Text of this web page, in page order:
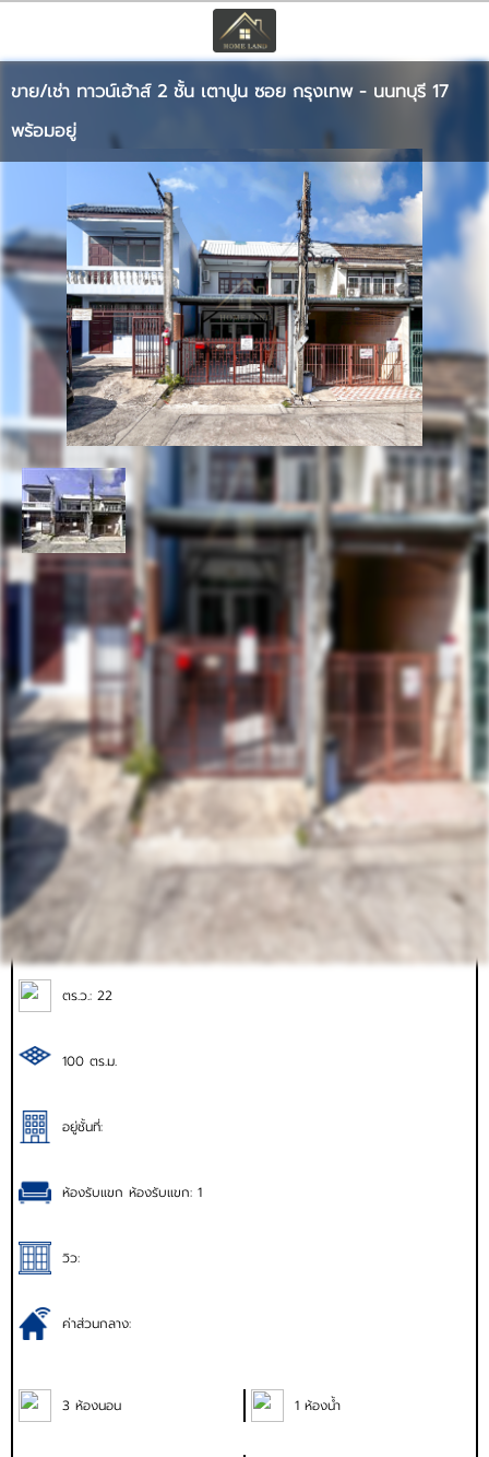
TH
เข้าสู่ระบบ สมัครสมาชิก
หน้าหลัก
ทรัพย์สิน
บริการ
ข่าวสาร
ติดต่อ
เพิ่มเติม
ขาย/เช่า ทาวน์เฮ้าส์ 2 ชั้น เตาปูน ซอย กรุงเทพ - นนทบุรี 17
พร้อมอยู่
BHL898
อัพเดท12/22/2025 11:42 AM
ขาย/เช่า ทาวน์เฮ้าส์ 2 ชั้น เตาปูน ซอย กรุงเทพ - นนทบุรี 17
พร้อมอยู่
ที่ตั้ง: ซอย ปทุมทิพย์ บางซ่อน บางซื่อ กรุงเทพ 10800
ราคาขาย
2,650,000.00
7,500.00
ตร.ว.: 22
100 ตร.ม.
อยู่ชั้นที่:
ห้องรับแขก ห้องรับแขก: 1
วิว:
ค่าส่วนกลาง:
3 ห้องนอน 1 ห้องน้ำ